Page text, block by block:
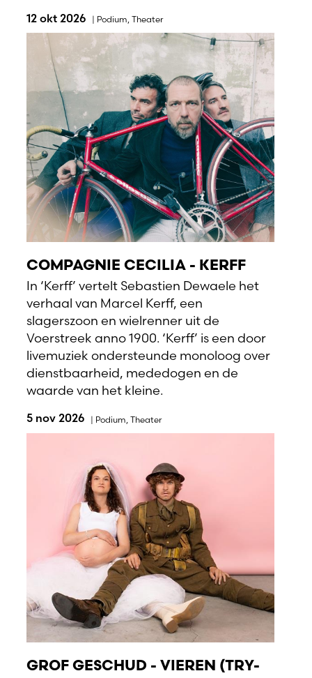
12 okt 2026 | Podium, Theater
COMPAGNIE CECILIA - KERFF
In ‘Kerff’ vertelt Sebastien Dewaele het
verhaal van Marcel Kerff, een
slagerszoon en wielrenner uit de
Voerstreek anno 1900. ‘Kerff’ is een door
livemuziek ondersteunde monoloog over
dienstbaarheid, mededogen en de
waarde van het kleine.
5 nov 2026 | Podium Theater
GROF GESCHUD - VIEREN (TRY-